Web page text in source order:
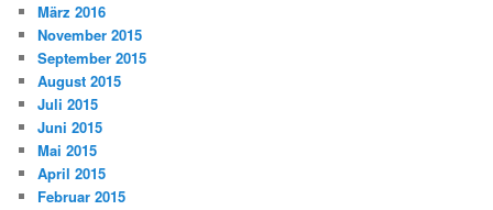
März 2016
November 2015
September 2015
August 2015
Juli 2015
Juni 2015
Mai 2015
April 2015
Februar 2015